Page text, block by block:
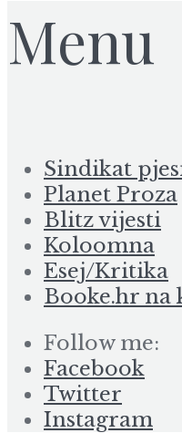
Menu
Sindikat
Planet Proza
Blitz vijesti
Koloomna
Esej/Kritika
Booke.hr na
Follow me:
Facebook
Twitter
Instagram